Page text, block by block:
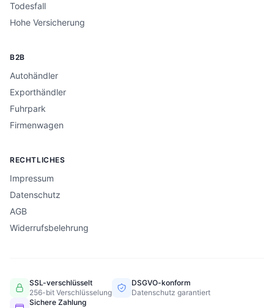
Todesfall
Hohe Versicherung
B2B
Autohändler
Exporthändler
Fuhrpark
Firmenwagen
RECHTLICHES
Impressum
Datenschutz
AGB
Widerrufsbelehrung
SSL-verschlüsselt
256-bit Verschlüsselung
DSGVO-konform
Datenschutz garantiert
Sichere Zahlung